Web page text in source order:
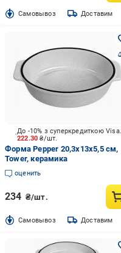
Cамовывоз Доставим
222.30₴/шт.
До -10% з суперкредиткою Visa Вигода
Форма Pepper 20,3х13х5,5 см,
Tower, керамика
оценить
234 ₴/шт.
Cамовывоз Доставим